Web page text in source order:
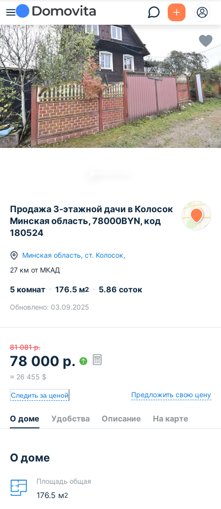
Продажа 3-этажной дачи в Колосок
Минская область, 78000BYN, код
180524
Минская область, ст. Колосок,
27 км от МКАД
5 комнат 176.5 м2 5.86 соток
Обновлено: 03.09.2025
81 081 р.
78 000 р.
≈ 26 455 $
Следить за ценой Предложить свою цену
О доме Удобства Описание На карте
О доме
Площадь общая
176.5 м2